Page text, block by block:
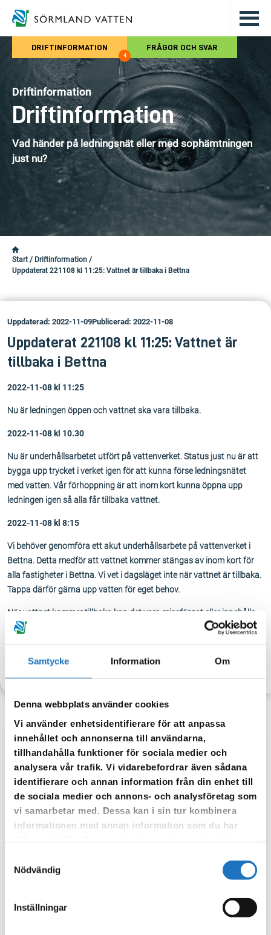
Samtycke Information Om
Denna webbplats använder cookies
Vi använder enhetsidentifierare för att anpassa
innehållet och annonserna till användarna,
tillhandahålla funktioner för sociala medier och
analysera vår trafik. Vi vidarebefordrar även sådana
identifierare och annan information från din enhet till
de sociala medier och annons- och analysföretag som
vi samarbetar med. Dessa kan i sin tur kombinera
informationen med annan information som du har
Nödvändig
Inställningar
Hoppa till det huvudsakliga
DRIFTINFORMATION
4
FRÅGOR OCH SVAR
Driftinformation
Driftinformation
Vad händer på ledningsnät eller med sophämtningen
just nu?
Start / Driftinformation /
Uppdaterat 221108 kl 11:25: Vattnet är tillbaka i Bettna
Uppdaterad: 2022-11-09Publicerad: 2022-11-08
Uppdaterat 221108 kl 11:25: Vattnet är
tillbaka i Bettna
2022-11-08 kl 11:25
Nu är ledningen öppen och vattnet ska vara tillbaka.
2022-11-08 kl 10.30
Nu är underhållsarbetet utfört på vattenverket. Status just nu är att
bygga upp trycket i verket igen för att kunna förse ledningsnätet
med vatten. Vår förhoppning är att inom kort kunna öppna upp
ledningen igen så alla får tillbaka vattnet.
2022-11-08 kl 8:15
Vi behöver genomföra ett akut underhållsarbete på vattenverket i
Bettna. Detta medför att vattnet kommer stängas av inom kort för
alla fastigheter i Bettna. Vi vet i dagsläget inte när vattnet är tillbaka.
Tappa därför gärna upp vatten för eget behov.
När vattnet kommer tillbaka kan det vara missfärgat eller innehålla
luft, detta avhjälps genom att spola i kranen tills vattnet är klart igen.
TILLBAKA
Anmäl dig till vår sms-tjänst.
Vår sms-tjänst använder vi enbart för att kunna informera dig
om driftstörningar och andra händelser som kan påverka dig
som fastighetsägare.